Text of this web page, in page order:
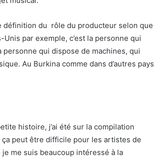
définition du rôle du producteur selon que
par exemple, c’est la personne qui
personne qui dispose de machines, qui
Au Burkina comme dans d’autres pays
histoire, j’ai été sur la compilation
ça peut être difficile pour les artistes de
me suis beaucoup intéressé à la